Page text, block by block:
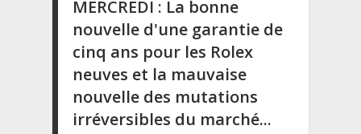
MERCREDI : La bonne
nouvelle d'une garantie de
cinq ans pour les Rolex
neuves et la mauvaise
nouvelle des mutations
irréversibles du marché...